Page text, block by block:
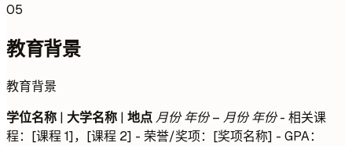
05
教育背景
教育背景
学位名称 | 大学名称 | 地点月份 年份 – 月份 年份- 相关课
程：[课程 1]，[课程 2] - 荣誉/奖项：[奖项名称] - GPA：